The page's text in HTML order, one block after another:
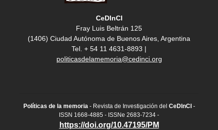
CeDInCI
Fray Luis Beltrán 125
(1406) Ciudad Autónoma de Buenos Aires, Argentina
Tel. + 54 11 4631-8893 |
politicasdelamemoria@cedinci.org
Políticas de la memoria- Revista de Investigación del CeDInCI -
ISSN 1668-4885 - ISSNe 2683-7234 -
https://doi.org/10.47195/PM